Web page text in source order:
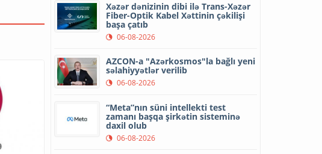
Xəzər dənizinin dibi ilə Trans-Xəzər
Fiber-Optik Kabel Xəttinin çəkilişi
başa çatıb
06-08-2026
AZCON-a "Azərkosmos"la bağlı yeni
səlahiyyətlər verilib
06-08-2026
“Meta”nın süni intellekti test
zamanı başqa şirkətin sisteminə
daxil olub
06-08-2026